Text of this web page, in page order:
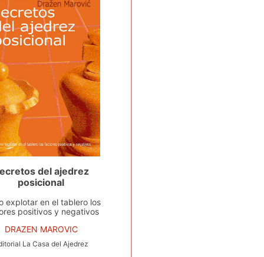
del ajedrez
posicional
explotar en el tablero los
positivos y negativos
DRAZEN MAROVIC
La Casa del Ajedrez